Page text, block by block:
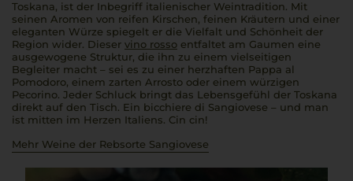
Toskana, ist der Inbegriff italienischer Weintradition. Mit
seinen Aromen von reifen Kirschen, feinen Kräutern und einer
eleganten Würze spiegelt er die Vielfalt und Schönheit der
Region wider. Dieser vino rosso entfaltet am Gaumen eine
ausgewogene Struktur, die ihn zu einem vielseitigen
Begleiter macht – sei es zu einer herzhaften Pappa al
Pomodoro, einem zarten Arrosto oder einem würzigen
Pecorino. Jeder Schluck bringt das Lebensgefühl der Toskana
direkt auf den Tisch. Ein bicchiere di Sangiovese – und man
ist mitten im Herzen Italiens. Cin cin!
Mehr Weine der Rebsorte Sangiovese